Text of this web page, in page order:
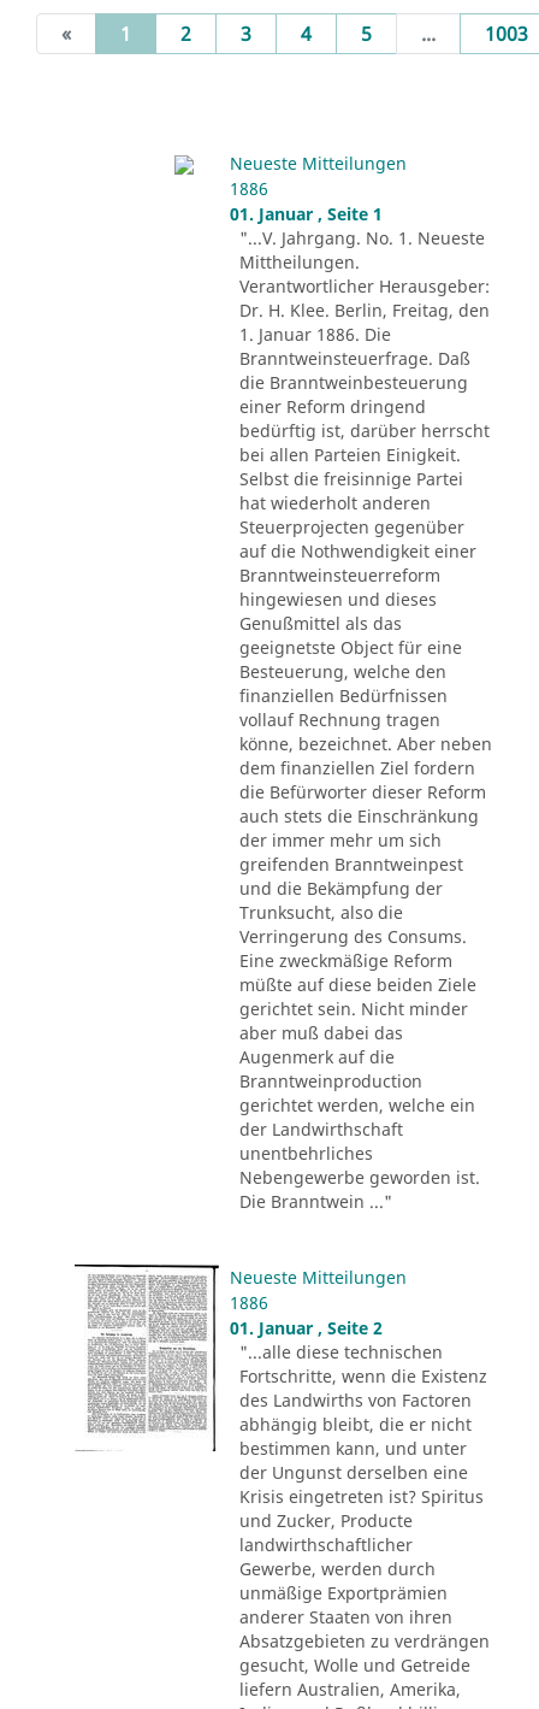
« 1 (current)
2 3 4 5 ... 1003
Neueste Mitteilungen
1886
01. Januar , Seite 1
"...V. Jahrgang. No. 1. Neueste
Mittheilungen.
Verantwortlicher Herausgeber:
Dr. H. Klee. Berlin, Freitag, den
1. Januar 1886. Die
Branntweinsteuerfrage. Daß
die Branntweinbesteuerung
einer Reform dringend
bedürftig ist, darüber herrscht
bei allen Parteien Einigkeit.
Selbst die freisinnige Partei
hat wiederholt anderen
Steuerprojecten gegenüber
auf die Nothwendigkeit einer
Branntweinsteuerreform
hingewiesen und dieses
Genußmittel als das
geeignetste Object für eine
Besteuerung, welche den
finanziellen Bedürfnissen
vollauf Rechnung tragen
könne, bezeichnet. Aber neben
dem finanziellen Ziel fordern
die Befürworter dieser Reform
auch stets die Einschränkung
der immer mehr um sich
greifenden Branntweinpest
und die Bekämpfung der
Trunksucht, also die
Verringerung des Consums.
Eine zweckmäßige Reform
müßte auf diese beiden Ziele
gerichtet sein. Nicht minder
aber muß dabei das
Augenmerk auf die
Branntweinproduction
gerichtet werden, welche ein
der Landwirthschaft
unentbehrliches
Nebengewerbe geworden ist.
Die Branntwein ..."
Neueste Mitteilungen
1886
01. Januar , Seite 2
"...alle diese technischen
Fortschritte, wenn die Existenz
des Landwirths von Factoren
abhängig bleibt, die er nicht
bestimmen kann, und unter
der Ungunst derselben eine
Krisis eingetreten ist? Spiritus
und Zucker, Producte
landwirthschaftlicher
Gewerbe, werden durch
unmäßige Exportprämien
anderer Staaten von ihren
Absatzgebieten zu verdrängen
gesucht, Wolle und Getreide
liefern Australien, Amerika,